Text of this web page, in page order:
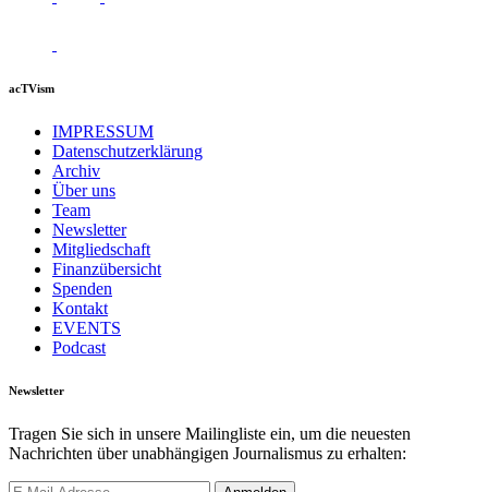
acTVism
IMPRESSUM
Datenschutzerklärung
Archiv
Über uns
Team
Newsletter
Mitgliedschaft
Finanzübersicht
Spenden
Kontakt
EVENTS
Podcast
Newsletter
Tragen Sie sich in unsere Mailingliste ein, um die neuesten
Nachrichten über unabhängigen Journalismus zu erhalten: